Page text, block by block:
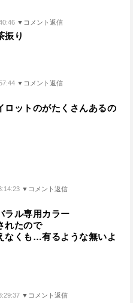
▼コメント返信
振り
▼コメント返信
ロットのがたくさんあるの
▼コメント返信
ラル専用カラー
れたので
なくも…有るような無いよ
▼コメント返信